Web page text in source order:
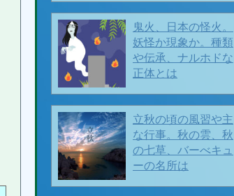
あけましておめでとうございます🙇‍♀️
🍂 🍂 いよいよ年越し 🍂🍂
2025/12/26
鬼火、日本の怪火。
妖怪か現象か。種類
や伝承、ナルホドな
正体とは
立秋の頃の風習や主
な行事。秋の雲、秋
の七草、バーべキュ
ーの名所は